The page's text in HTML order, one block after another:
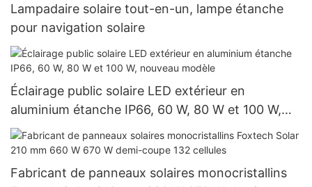
Lampadaire solaire tout-en-un, lampe étanche
pour navigation solaire
Éclairage public solaire LED extérieur en
aluminium étanche IP66, 60 W, 80 W et 100 W,
nouveau modèle
Fabricant de panneaux solaires monocristallins